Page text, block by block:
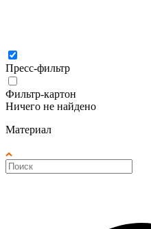
Пресс-фильтр
Фильтр-картон
Ничего не найдено
Материал